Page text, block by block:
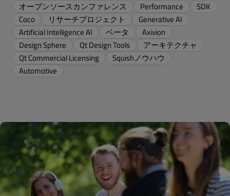
オープンソースカンファレンス
Performance
SDK
Coco
リサーチプロジェクト
Generative AI
Artificial Intelligence AI
ベータ
Axivion
Design Sphere
Qt Design Tools
アーキテクチャ
Qt Commercial Licensing
Squishノウハウ
Automotive